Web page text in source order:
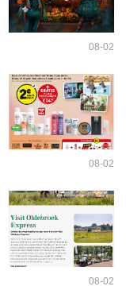
08-02
08-02
08-02